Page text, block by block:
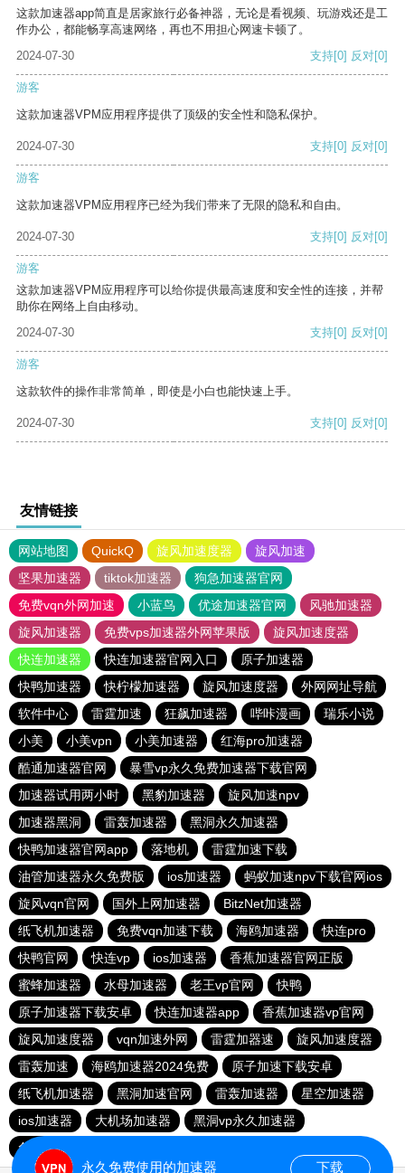
这款加速器app简直是居家旅行必备神器，无论是看视频、玩游戏还是工
作办公，都能畅享高速网络，再也不用担心网速卡顿了。
2024-07-30
支持[0] 反对[0]
游客
这款加速器VPM应用程序提供了顶级的安全性和隐私保护。
2024-07-30 支持[0] 反对[0]
游客
这款加速器VPM应用程序已经为我们带来了无限的隐私和自由。
2024-07-30 支持[0] 反对[0]
游客
这款加速器VPM应用程序可以给你提供最高速度和安全性的连接，并帮
助你在网络上自由移动。
2024-07-30
支持[0] 反对[0]
游客
这款软件的操作非常简单，即使是小白也能快速上手。
2024-07-30 支持[0] 反对[0]
友情链接
网站地图 QuickQ 旋风加速度器
旋风加速
坚果加速器
tiktok加速器
狗急加速器官网
免费vqn外网加速
小蓝鸟 优途加速器官网
风驰加速器
旋风加速器
免费vps加速器外网苹果版
旋风加速度器
快连加速器
快连加速器官网入口
原子加速器
快鸭加速器
快柠檬加速器 旋风加速度器
外网网址导航
软件中心
雷霆加速 狂飙加速器 哔咔漫画
瑞乐小说
小美
小美vpn 小美加速器
红海pro加速器
酷通加速器官网
暴雪vp永久免费加速器下载官网
加速器试用两小时
黑豹加速器
旋风加速npv
加速器黑洞
雷轰加速器
黑洞永久加速器
快鸭加速器官网app
落地机
雷霆加速下载
油管加速器永久免费版
ios加速器
蚂蚁加速npv下载官网ios
旋风vqn官网
国外上网加速器
BitzNet加速器
纸飞机加速器
免费vqn加速下载 海鸥加速器
快连pro
快鸭官网
快连vp ios加速器
香蕉加速器官网正版
蜜蜂加速器
水母加速器 老王vp官网
快鸭
原子加速器下载安卓
快连加速器app
香蕉加速器vp官网
旋风加速度器
vqn加速外网 雷霆加器速
旋风加速度器
雷轰加速
海鸥加速器2024免费
原子加速下载安卓
纸飞机加速器
黑洞加速官网 雷轰加速器
星空加速器
ios加速器
大机场加速器
黑洞vp永久加速器
免费vqn加速
永久免费使用的加速器 下载